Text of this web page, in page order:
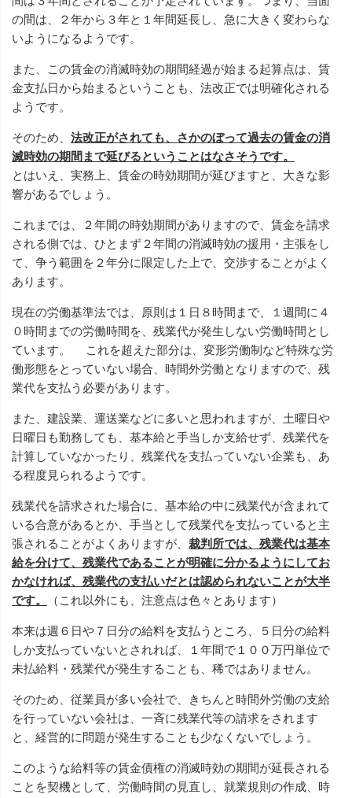
の間は、２年から３年と１年間延長し、急に大きく変わらな
いようになるようです。
また、この賃金の消滅時効の期間経過が始まる起算点は、賃
金支払日から始まるということも、法改正では明確化される
ようです。
そのため、 法改正がされても、さかのぼって過去の賃金の消
滅時効の期間まで延びるということはなさそうです。
とはいえ、実務上、賃金の時効期間が延びますと、大きな影
響があるでしょう。
これまでは、２年間の時効期間がありますので、賃金を請求
される側では、ひとまず２年間の消滅時効の援用・主張をし
て、争う範囲を２年分に限定した上で、交渉することがよく
あります。
現在の労働基準法では、原則は１日８時間まで、１週間に４
０時間までの労働時間を、残業代が発生しない労働時間とし
ています。 これを超えた部分は、変形労働制など特殊な労
働形態をとっていない場合、時間外労働となりますので、残
業代を支払う必要があります。
また、建設業、運送業などに多いと思われますが、土曜日や
日曜日も勤務しても、基本給と手当しか支給せず、残業代を
計算していなかったり、残業代を支払っていない企業も、あ
る程度見られるようです。
残業代を請求された場合に、基本給の中に残業代が含まれて
いる合意があるとか、手当として残業代を支払っていると主
張されることがよくありますが、 裁判所では、残業代は基本
給を分けて、残業代であることが明確に分かるようにしてお
かなければ、残業代の支払いだとは認められないことが大半
です。
（これ以外にも、注意点は色々とあります）
本来は週６日や７日分の給料を支払うところ、５日分の給料
しか支払っていないとされれば、１年間で１００万円単位で
未払給料・残業代が発生することも、稀ではありません。
そのため、従業員が多い会社で、きちんと時間外労働の支給
を行っていない会社は、一斉に残業代等の請求をされます
と、経営的に問題が発生することも少なくないでしょう。
このような給料等の賃金債権の消滅時効の期間が延長される
ことを契機として、労働時間の見直し、就業規則の作成、時